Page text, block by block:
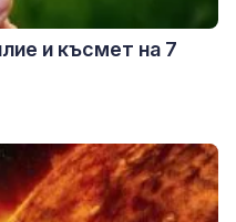
и късмет на 7